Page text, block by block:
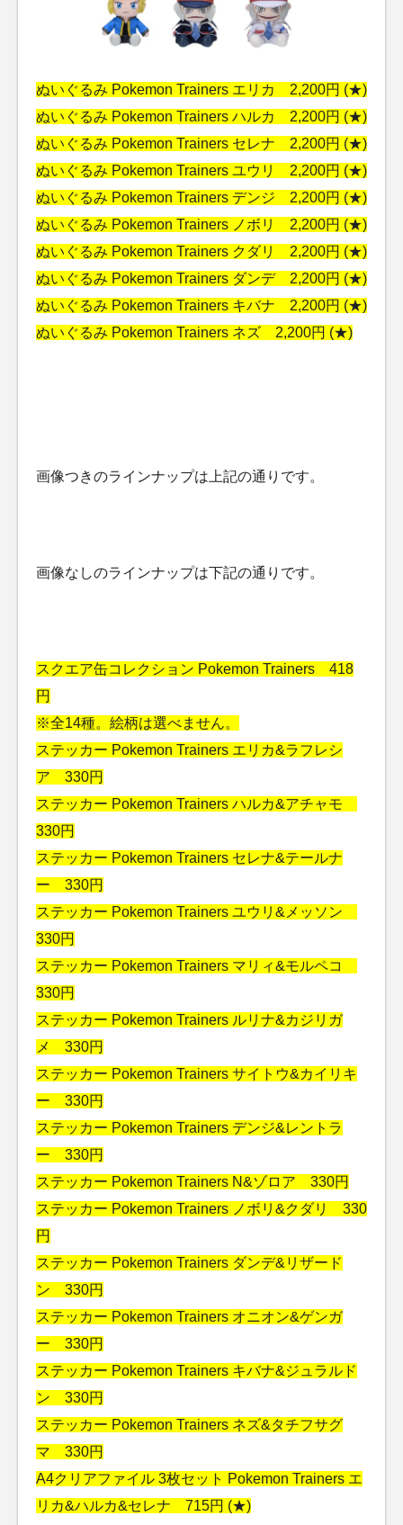
ぬいぐるみ Pokemon Trainers エリカ 2,200円 (★)
ぬいぐるみ Pokemon Trainers ハルカ 2,200円 (★)
ぬいぐるみ Pokemon Trainers セレナ 2,200円 (★)
ぬいぐるみ Pokemon Trainers ユウリ 2,200円 (★)
ぬいぐるみ Pokemon Trainers デンジ 2,200円 (★)
ぬいぐるみ Pokemon Trainers ノボリ 2,200円 (★)
ぬいぐるみ Pokemon Trainers クダリ 2,200円 (★)
ぬいぐるみ Pokemon Trainers ダンデ 2,200円 (★)
ぬいぐるみ Pokemon Trainers キバナ 2,200円 (★)
ぬいぐるみ Pokemon Trainers ネズ 2,200円 (★)
画像つきのラインナップは上記の通りです。
画像なしのラインナップは下記の通りです。
スクエア缶コレクション Pokemon Trainers 418
円
※全14種。絵柄は選べません。
ステッカー Pokemon Trainers エリカ&ラフレシ
ア 330円
ステッカー Pokemon Trainers ハルカ&アチャモ
330円
ステッカー Pokemon Trainers セレナ&テールナ
ー 330円
ステッカー Pokemon Trainers ユウリ&メッソン
330円
ステッカー Pokemon Trainers マリィ&モルペコ
330円
ステッカー Pokemon Trainers ルリナ&カジリガ
メ 330円
ステッカー Pokemon Trainers サイトウ&カイリキ
ー 330円
ステッカー Pokemon Trainers デンジ&レントラ
ー 330円
ステッカー Pokemon Trainers N&ゾロア 330円
ステッカー Pokemon Trainers ノボリ&クダリ 330
円
ステッカー Pokemon Trainers ダンデ&リザード
ン 330円
ステッカー Pokemon Trainers オニオン&ゲンガ
ー 330円
ステッカー Pokemon Trainers キバナ&ジュラルド
ン 330円
ステッカー Pokemon Trainers ネズ&タチフサグ
マ 330円
A4クリアファイル 3枚セット Pokemon Trainers エ
リカ&ハルカ&セレナ 715円 (★)